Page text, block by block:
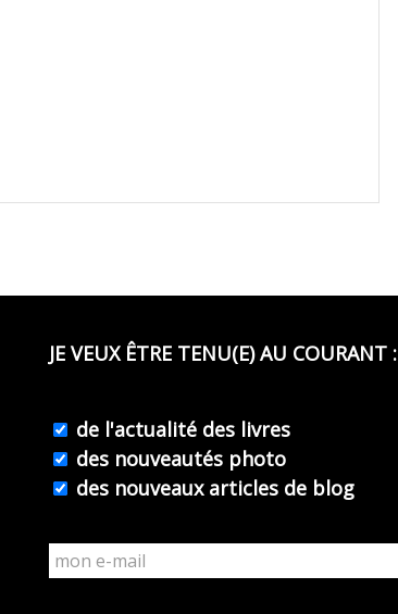
JE VEUX ÊTRE TENU(E) AU COURANT :
de l'actualité des livres
des nouveautés photo
des nouveaux articles de blog